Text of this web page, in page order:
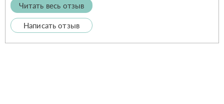
Читать весь отзыв
Написать отзыв